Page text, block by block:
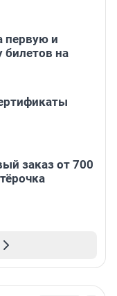
первую и
билетов на
заказ от 700